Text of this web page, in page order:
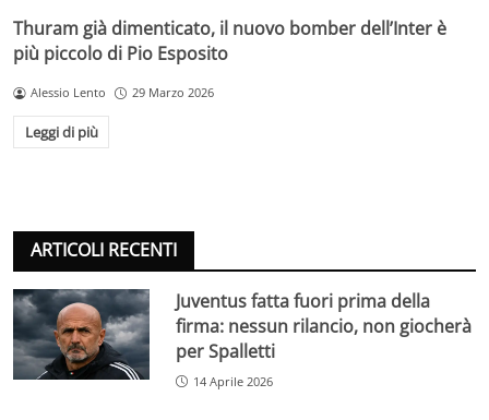
Thuram già dimenticato, il nuovo bomber dell’Inter è
più piccolo di Pio Esposito
Alessio Lento 29 Marzo 2026
Leggi di più
ARTICOLI RECENTI
Juventus fatta fuori prima della
firma: nessun rilancio, non giocherà
per Spalletti
14 Aprile 2026